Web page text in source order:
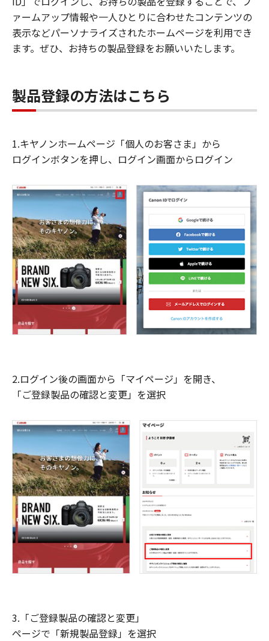
ァームアップ情報や一人ひとりに合わせたコンテンツの
表示などパーソナライズされたホームページを利用でき
ます。ぜひ、お持ちの製品登録をお願いいたします。
製品登録の方法はこちら
1.キヤノンホームページ「個人のお客さま」から
ログインボタンを押し、ログイン画面からログイン
2.ログイン後の画面から「マイページ」を開き、
「ご登録製品の確認と変更」を選択
3.「ご登録製品の確認と変更」
ページで「新規製品登録」を選択